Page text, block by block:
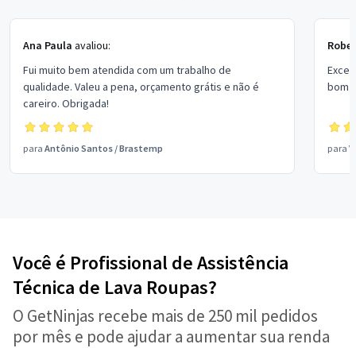
Ana Paula avaliou:
Fui muito bem atendida com um trabalho de
qualidade. Valeu a pena, orçamento grátis e não é
careiro. Obrigada!
para Antônio Santos /Brastemp
bom
para
Você é Profissional de Assistência
Técnica de Lava Roupas?
O GetNinjas recebe mais de 250 mil pedidos
por mês e pode ajudar a aumentar sua renda